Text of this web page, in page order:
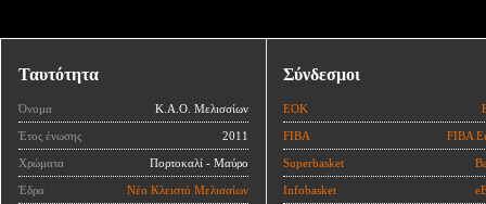
Ταυτότητα
Όνομα Κ.Α.Ο. Μελισσίων
Έτος ένωσης 2011
Χρώματα Πορτοκαλί - Μαύρο
Έδρα Νέο Κλειστό Μελισσίων
Σύνδεσμοι
ΕΟΚ
FIBA FIBA
Superbasket
Infobasket